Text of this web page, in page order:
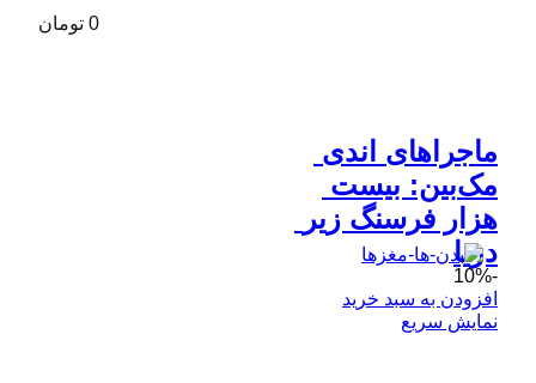
0 تومان
دریا
-10%
افزودن به سبد خرید
نمایش سریع